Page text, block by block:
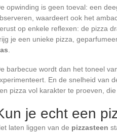
opwinding is geen toeval: een
waardeert ook het
op enkele reflexen: de pizza
je een unieke pizza,
barbecue wordt dan het toneel
En de snelheid van
pizza vol karakter te proeven,
je echt een
laten liggen van de pizzasteen